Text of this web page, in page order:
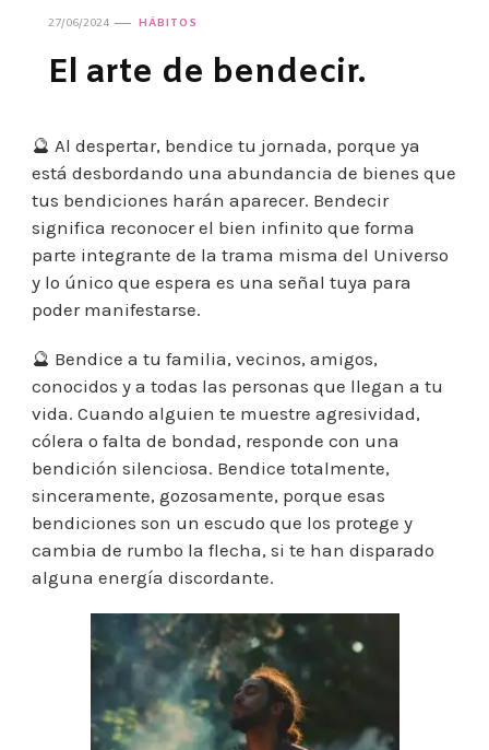
27/06/2024 HÁBITOS
El arte de bendecir.
🔮 Al despertar, bendice tu jornada, porque ya
está desbordando una abundancia de bienes que
tus bendiciones harán aparecer. Bendecir
significa reconocer el bien infinito que forma
parte integrante de la trama misma del Universo
y lo único que espera es una señal tuya para
poder manifestarse.
🔮 Bendice a tu familia, vecinos, amigos,
conocidos y a todas las personas que llegan a tu
vida. Cuando alguien te muestre agresividad,
cólera o falta de bondad, responde con una
bendición silenciosa. Bendice totalmente,
sinceramente, gozosamente, porque esas
bendiciones son un escudo que los protege y
cambia de rumbo la flecha, si te han disparado
alguna energía discordante.